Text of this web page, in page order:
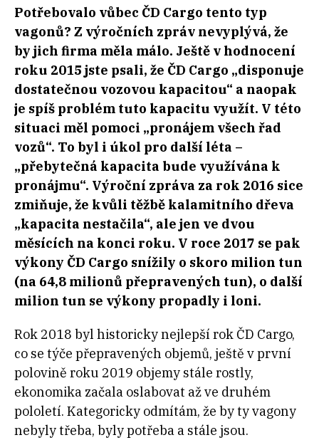
Potřebovalo vůbec ČD Cargo tento typ
vagonů? Z výročních zpráv nevyplývá, že
by jich firma měla málo. Ještě v hodnocení
roku 2015 jste psali, že ČD Cargo „disponuje
dostatečnou vozovou kapacitou“ a naopak
je spíš problém tuto kapacitu využít. V této
situaci měl pomoci „pronájem všech řad
vozů“. To byl i úkol pro další léta –
„přebytečná kapacita bude využívána k
pronájmu“. Výroční zpráva za rok 2016 sice
zmiňuje, že kvůli těžbě kalamitního dřeva
„kapacita nestačila“, ale jen ve dvou
měsících na konci roku. V roce 2017 se pak
výkony ČD Cargo snížily o skoro milion tun
(na 64,8 milionů přepravených tun), o další
milion tun se výkony propadly i loni.
Rok 2018 byl historicky nejlepší rok ČD Cargo,
co se týče přepravených objemů, ještě v první
polovině roku 2019 objemy stále rostly,
ekonomika začala oslabovat až ve druhém
pololetí. Kategoricky odmítám, že by ty vagony
nebyly třeba, byly potřeba a stále jsou.